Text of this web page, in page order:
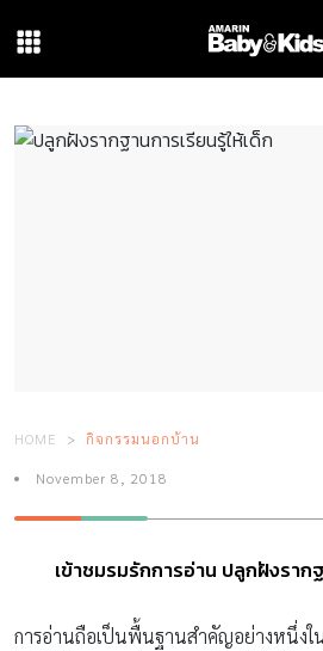
HOME กิจกรรมนอกบ้าน
November 8, 2018
เข้าชมรมรักการอ่าน ปลูกฝังราก
การอ่านถือเป็นพื้นฐานสำคัญอย่างหนึ่ง